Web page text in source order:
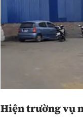
Điện
Âm
Khám
Hiện trường vụ